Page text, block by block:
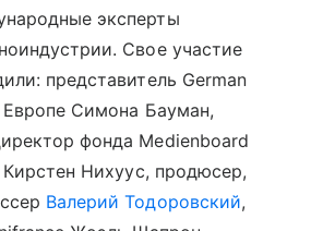
эксперты
Свое участие
представитель German
Симона Бауман,
фонда Medienboard
Нихуус, продюсер,
Валерий Тодоровский,